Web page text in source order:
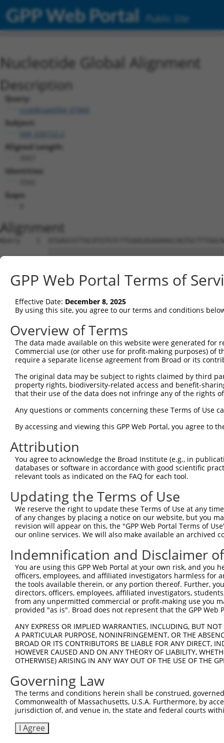
GPP Web Portal Public Site
Nucleotide Global Alignment
Description
Query:
ccsbBroad304_07469
Subject:
Aligned Length:
Identities:
Gaps:
Alignment
Query    1  ATGAGCGTTGCATGTGTCTTGAAGAGAAAAGCAGTGCTTTGGCAGGACTCTTTCAGCCCCCACCTGAAACATCA  74
            ||||||||||||||||||||||||||||||||||||||||||||||||||||||||||||||||||||||||||
Sbjct    1  ATGAGCGTTGCATGTGTCTTGAAGAGAAAAGCAGTGCTTTGGCAGGACTCTTTCAGCCCCCACCTGAAACATCA  74

Query   75  CCCTCAAGAACCAGCTAATCCCAACATGCCTGTTGTTTTGACATCTGGAACAGGGTCGCAAGCGCAGCCACAAC  148
            ||||||||||||||||||||||||||||||||||||||||||||||||||||||||||||||||||||||||.|
Sbjct   75  CCCTCAAGAACCAGCTAATCCCAACATGCCTGTTGTTTTGACATCTGGAACAGGGTCGCAAGCGCAGCCACAGC  148

Query  149  CAGCTGCAAATCAGGCTCTTGCAGCTGGGACTCACTCCAGCCCTGTCCCAGGATCTATAGGAGTTGCAGGCCGT  222
            ||||||||||||||||||||||||||||.||.|||||||||||||||||||||||.||||||||||||||||||
Sbjct  149  CAGCTGCAAATCAGGCTCTTGCAGCTGGAACACACTCCAGCCCTGTCCCAGGATCCATAGGAGTTGCAGGCCGT  222

Query  223  TCCCAGGACGACGCTATGGTGGACTACTTCTTTCAGAGGCAGCATGGTGAGCAGCTTGGGGGAGGAGGAAGTGG  296
            ||||||||||||||||||||||||||||||||||||||||||||||||||||||||||||||||||||||||||
Sbjct  223  TCCCAGGACGACGCTATGGTGGACTACTTCTTTCAGAGGCAGCATGGTGAGCAGCTTGGGGGAGGAGGAAGTGG  296

Query  297  AGGAGGCGGCTATAATAATAGCAAACATCGATGGCCTACTGGGGATAACATTCATGCAGAACATCAGGTGCGTT  370
            .||||||||||||||||.|||||||||||||||||||||.|||||||||||||||||||||||.|||||.||.|
Sbjct  297  TGGAGGCGGCTATAATACTAGCAAACATCGATGGCCTACAGGGGATAACATTCATGCAGAACACCAGGTACGCT  370

Query  371  CCATGGATGAACTGAATCATGATTTTCAAGCACTTGCTCTGGAGGGAAGAGCGATGGGAGAGCAGCTCTTGCCA  444
            |.|||||||||.|||||||||||||||||||||||||||||||.||.|||||.|||||.|||||||||||||||
Sbjct  371  CTATGGATGAATTGAATCATGATTTTCAAGCACTTGCTCTGGAAGGGAGAGCTATGGGCGAGCAGCTCTTGCCA  444

Query  445  GGTAAAAAGTTTTGGGAAACAGATGAATCCAGCAAAGATGGACCAAAAGGAATATTCCTGGGTGATCAATGGCG  518
            ||||||||||||||||||||||||||||||||||||||||||||||||||||||||||||||||||||||||||
Sbjct  445  GGTAAAAAGTTTTGGGAAACAGATGAATCCAGCAAAGATGGACCAAAAGGAATATTCCTGGGTGATCAATGGCG  518

Query  519  AGACAGTGCCTGGGGAACATCAGATCATTCAGTTTCCCAGCCAATCATGGTGCAGAGAAGACCTGGTCAGAGTT  592
            ||||||||||||||||||||||||||||||||||||||||||||||||||||||||||||||||||||||||||
Sbjct  519  AGACAGTGCCTGGGGAACATCAGATCATTCAGTTTCCCAGCCAATCATGGTGCAGAGAAGACCTGGTCAGAGTT  592

Query  593  TCCATGTGAACAGTGAGGTCAATTCTGTACTGTCCCCACGATCGGAGAGTGGGGGACTAGGCGTTAGCATGGTG  666
            ||||||||||||||||||||||||||||||||||||||||.|||||||||||||||||||||||||||||||||
Sbjct  593  TCCATGTGAACAGTGAGGTCAATTCTGTACTGTCCCCACGGTCGGAGAGTGGGGGACTAGGCGTTAGCATGGTG  666

Query  667  GAGTATGTGTTGAGCTCATCCCCGGGCGATTCCTGTCTAAGAAAAGGAGGATTTGGCCCAAGGGATGCAGACAG  740
            |||||||||||||||||||||||||||||.||||||||||||||||||||||||||||||||||||||||||||
Sbjct  667  GAGTATGTGTTGAGCTCATCCCCGGGCGACTCCTGTCTAAGAAAAGGAGGATTTGGCCCAAGGGATGCAGACAG  740

Query  741  TGATGAAAACGACAAAGGTGAAAAGAAGAACAAGGGTACGTTTGATGGAGATAAGCTAGGAGATTTGAAGGAGG  814
            ||||||||||||||||||||||||||||||||||||||||||||||||||||||||||||||||||||||||||
Sbjct  741  TGATGAAAACGACAAAGGTGAAAAGAAGAACAAGGGTACGTTTGATGGAGATAAGCTAGGAGATTTGAAGGAGG  814

Query  815  AGGGTGATGTGATGGACAAGACCAATGGTTTACCAGTGCAGAATGGGATTGATGCAGACGTCAAAGATTTTAGC  888
            ||||.||||||||||||||||||||||||||.||||||||||||||||||||||||||||||||||||||||||
Sbjct  815  AGGGAGATGTGATGGACAAGACCAATGGTTTGCCAGTGCAGAATGGGATTGATGCAGACGTCAAAGATTTTAGC  888

Query  889  CGTACCCCTGGTAATTGCCAGAACTCTGCTAATGAAGTGGATCTTCTGGGTCCAAACCAGAATGGTTCTGAGGG  962
            ||||||||||||||||||||||||||||||||||||||||||||||||||||||||||||||||||||||||||
Sbjct  889  CGTACCCCTGGTAATTGCCAGAACTCTGCTAATGAAGTGGATCTTCTGGGTCCAAACCAGAATGGTTCTGAGGG  962

Query  963  CTTAGCCCAGCTGACCAGCACCAATGGTGCCAAGCCTGTGGAGGATTTCTCCAACATGGAGTCCCAGAGTGTCC  1036
            ||||||||||||||||||||||||||||||||||||||||||||||||||||||||||||||||||||||||||
Sbjct  963  CTTAGCCCAGCTGACCAGCACCAATGGTGCCAAGCCTGTGGAGGATTTCTCCAACATGGAGTCCCAGAGTGTCC  1036

Query 1037  CCTTGGACCCCATGGAACATGTGGGCATGGAGCCTCTTCAGTTTGATTATTCAGGCACGCAGGTACCTGTGGAC  1110
            |||||||||||||||||||||||||||||||||||||.||||||||||||||||||||||||||||||||||||
Sbjct 1037  CCTTGGACCCCATGGAACATGTGGGCATGGAGCCTCTGCAGTTTGATTATTCAGGCACGCAGGTACCTGTGGAC  1110

Query 1111  TCAGCAGCAGCAACTGTGGGACTTTTTGACTACAATTCTCAACAACAGCTGTTCCAAAGACCTAATGCGCTTGC  1184
            ||.|||||||||||||||||||||||||||||||||||||||||||||||.|||||||||||.|||||.|||||
Sbjct 1111  TCTGCAGCAGCAACTGTGGGACTTTTTGACTACAATTCTCAACAACAGCTATTCCAAAGACCCAATGCACTTGC  1184

Query 1185  TGTCCAGCAGTTGACAGCTGCTCAGCAGCAGCAGTATGCACTGGCAGCTGCTCATCAGCCGCACATC---GGTT  1255
            |||.|||||||||||||||||.||||||||||||||||||||.|||||.||.||.|||||.||||||   ||||
Sbjct 1185  TGTTCAGCAGTTGACAGCTGCCCAGCAGCAGCAGTATGCACTTGCAGCAGCCCACCAGCCTCACATCGCAGGTT  1258

Query 1256  TAGCTCCCGCTGCGTTTGTCCCCAATCCATACATCATCAGCGCTGCTCCCCCAGGGACGGACCCCTACACAGCT  1329
            |||||||||||||||||||||||||.||||||||||||||||||||||||||||||||||||||||||||||||
Sbjct 1259  TAGCTCCCGCTGCGTTTGTCCCCAACCCATACATCATCAGCGCTGCTCCCCCAGGGACGGACCCCTACACAGCT  1332

Query 1330  GGATTGGCTGCAGCAGCGACACTAGGCCCAGCTGTGGTCCCTCACCAGTATTATGGAGTTACTCCCTGGGGAGT  1403
            |||||||||||||||||||||||.|||||||||||||||||||||||.|||||||||||.||.||.|||||.||
Sbjct 1333  GGATTGGCTGCAGCAGCGACACTCGGCCCAGCTGTGGTCCCTCACCAATATTATGGAGTCACGCCATGGGGTGT  1406

Query 1404  CTACCCTGCCAGTCTTTTCCAGCAGCAAGCTGCCGCTGCCGCTGCAGCAACTAATTCAGCTAATCAACAGACCA  1477
            |||||||||||||||.|||||||||||.||.||.||.||.||.|||||.||.||.||.||||.|||.||||.|.
Sbjct 1407  CTACCCTGCCAGTCTCTTCCAGCAGCAGGCAGCTGCAGCTGCAGCAGCTACAAACTCTGCTACTCAGCAGAGCG  1480

Query 1478  CCCCACAGGCTCAGCAAGGACAGCAGCAGGTTCTCCGTGGAGGAGCCAGCCAACGTCCTTTGACCCCAAACCAG  1551
            |.||.|||||.|||||.|||||||||||||||||.|||||||||||.|||||||||||||||||||||||.|||
Sbjct 1481  CTCCGCAGGCCCAGCAGGGACAGCAGCAGGTTCTTCGTGGAGGAGCTAGCCAACGTCCTTTGACCCCAAATCAG  1554

Query 1552  AACCAGCAGGGACAGCAAACGGATCCCCTTGTGGCAGCTGCAGCAGTGAATTCTGCCCTTGCATTTGGACAAGG  1625
            ||||||||||||||.|||||.|||||||||||.|||||||||||||||||||||||.|||||.|||||||||||
Sbjct 1555  AACCAGCAGGGACAACAAACAGATCCCCTTGTAGCAGCTGCAGCAGTGAATTCTGCTCTTGCCTTTGGACAAGG  1628

Query 1626
GPP Web Portal Terms of
Effective Date: December 8, 2025
By using this site, you agree to our terms and conditions
Overview of Terms
The data made available on this website were generated
Commercial use (or other use for profit-making purposes) of
require a separate license agreement from Broad or its
The original data may be subject to rights claimed by third
property rights, biodiversity-related access and benefit-
that their use of the data does not infringe any of the rights
Any questions or comments concerning these Terms of Use
By accessing and viewing this GPP Web Portal, you agree to
Attribution
You agree to acknowledge the Broad Institute (e.g., in
databases or software in accordance with good scientific
relevant tools as indicated on the FAQ for each tool.
Updating the Terms of Use
We reserve the right to update these Terms of Use at any
of any changes by placing a notice on our website, but you
revision will appear on this, the "GPP Web Portal Terms of
our online services. We will also make available an archived
Indemnification and Disclaimer
You are using this GPP Web Portal at your own risk, and
officers, employees, and affiliated investigators harmless for
the tools available therein, or any portion thereof. Further,
directors, officers, employees, affiliated investigators,
from any unpermitted commercial or profit-making use you
provided "as is". Broad does not represent that the GPP
ANY EXPRESS OR IMPLIED WARRANTIES, INCLUDING, BUT
A PARTICULAR PURPOSE, NONINFRINGEMENT, OR THE
BROAD OR ITS CONTRIBUTORS BE LIABLE FOR ANY DIRECT,
HOWEVER CAUSED AND ON ANY THEORY OF LIABILITY,
OTHERWISE) ARISING IN ANY WAY OUT OF THE USE OF THE
Governing Law
The terms and conditions herein shall be construed,
Commonwealth of Massachusetts, U.S.A. Furthermore, by
jurisdiction of, and venue in, the state and federal courts
I Agree